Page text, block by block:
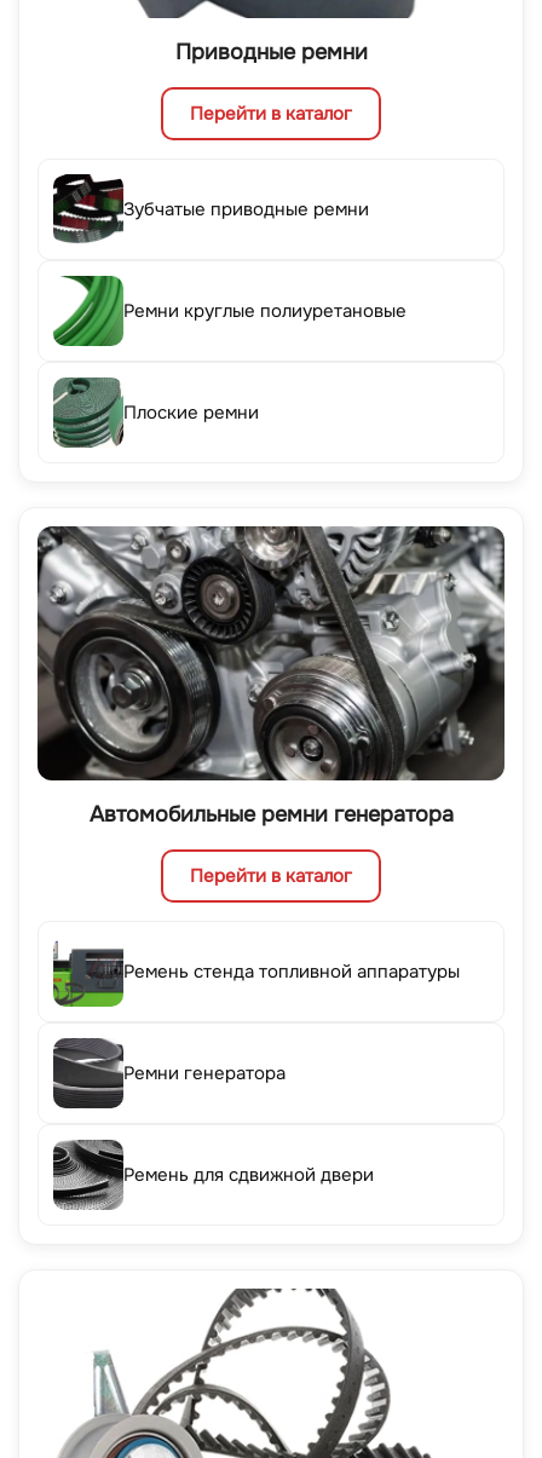
Приводные ремни
Перейти в каталог
Зубчатые приводные ремни
Ремни круглые полиуретановые
Плоские ремни
Автомобильные ремни генератора
Перейти в каталог
Ремень стенда топливной аппаратуры
Ремни генератора
Ремень для сдвижной двери